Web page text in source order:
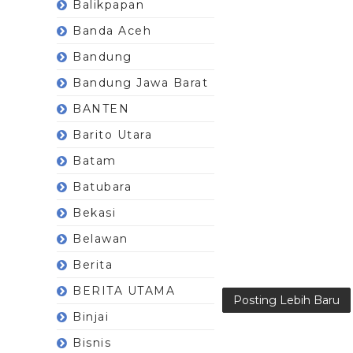
Balikpapan
Banda Aceh
Bandung
Bandung Jawa Barat
BANTEN
Barito Utara
Batam
Batubara
Bekasi
Belawan
Berita
BERITA UTAMA
Binjai
Bisnis
Posting Lebih Baru